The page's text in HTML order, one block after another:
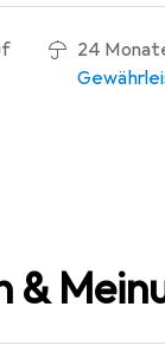
24
&